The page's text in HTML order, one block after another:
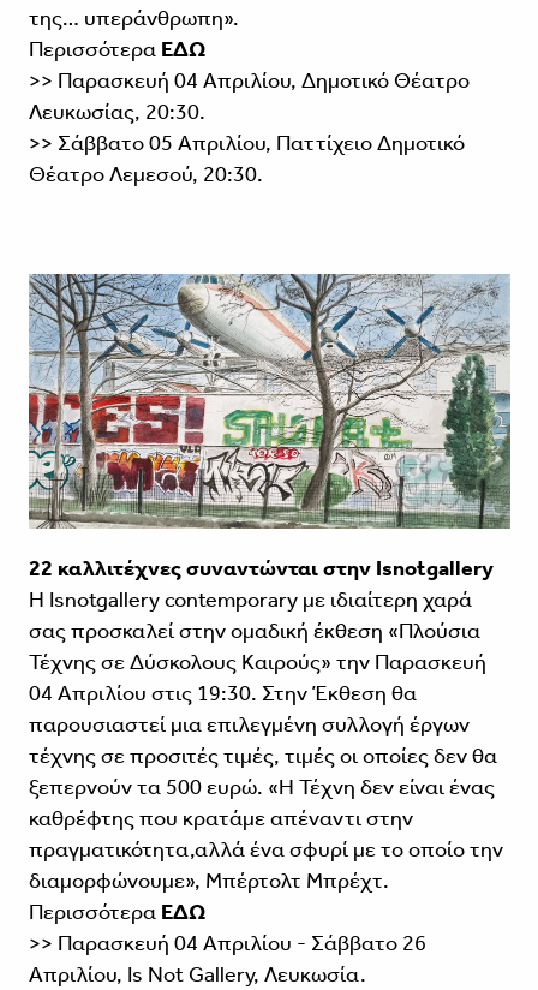
της… υπεράνθρωπη».
Περισσότερα ΕΔΩ
>> Παρασκευή 04 Απριλίου, Δημοτικό Θέατρο
Λευκωσίας, 20:30.
>> Σάββατο 05 Απριλίου, Παττίχειο Δημοτικό
Θέατρο Λεμεσού, 20:30.
22 καλλιτέχνες συναντώνται στην Isnotgallery
Η Isnotgallery contemporary με ιδιαίτερη χαρά
σας προσκαλεί στην ομαδική έκθεση «Πλούσια
Τέχνης σε Δύσκολους Καιρούς» την Παρασκευή
04 Απριλίου στις 19:30. Στην Έκθεση θα
παρουσιαστεί μια επιλεγμένη συλλογή έργων
τέχνης σε προσιτές τιμές, τιμές οι οποίες δεν θα
ξεπερνούν τα 500 ευρώ. «Η Τέχνη δεν είναι ένας
καθρέφτης που κρατάμε απέναντι στην
πραγματικότητα,αλλά ένα σφυρί με το οποίο την
διαμορφώνουμε», Μπέρτολτ Μπρέχτ.
Περισσότερα ΕΔΩ
>> Παρασκευή 04 Απριλίου - Σάββατο 26
Απριλίου, Is Not Gallery, Λευκωσία.